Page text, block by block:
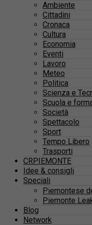
Ambiente
Cittadini
Cronaca
Cultura
Economia
Eventi
Lavoro
Meteo
Politica
Scienza e
Scuola e
Società
Spettacolo
Sport
Tempo Libero
Trasporti
CRPIEMONTE
Idee & consigli
Speciali
Piemontese
Piemonte
Blog
Network